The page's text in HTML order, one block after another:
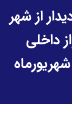
از شهر
داخلی